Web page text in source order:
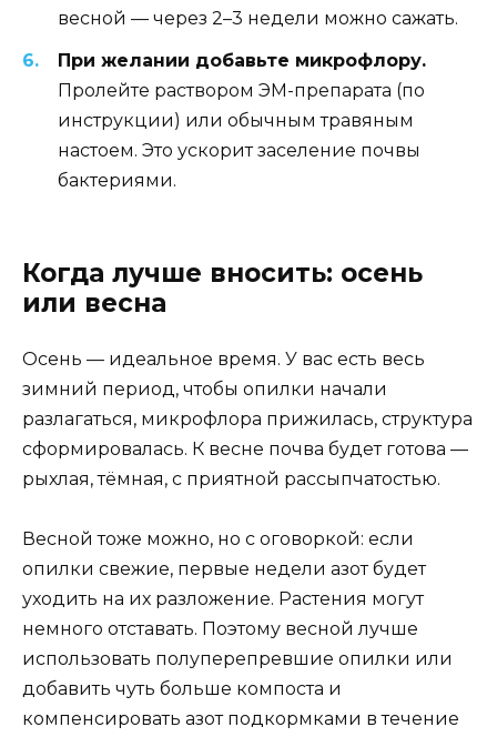
весной — через 2–3 недели можно сажать.
При желании добавьте микрофлору.
Пролейте раствором ЭМ-препарата (по
инструкции) или обычным травяным
настоем. Это ускорит заселение почвы
бактериями.
Когда лучше вносить: осень
или весна
Осень — идеальное время. У вас есть весь
зимний период, чтобы опилки начали
разлагаться, микрофлора прижилась, структура
сформировалась. К весне почва будет готова —
рыхлая, тёмная, с приятной рассыпчатостью.
Весной тоже можно, но с оговоркой: если
опилки свежие, первые недели азот будет
уходить на их разложение. Растения могут
немного отставать. Поэтому весной лучше
использовать полуперепревшие опилки или
добавить чуть больше компоста и
компенсировать азот подкормками в течение